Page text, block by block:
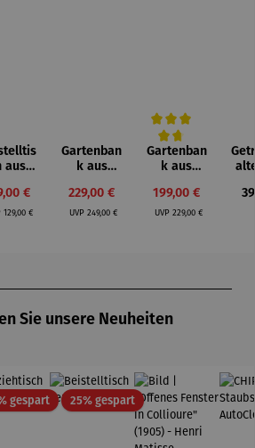
aus
Set€
Regulärer Preis:
129,00 €
Gartenban
k aus
Newport
Verkaufspreis:
229,00 €
UVPRegulärer Preis:
249,00 €
Durchschnittliche
Gartenban
k aus
Swindon
Verkaufspreis:
199,00 €
UVP Regulärer Preis:
229,00 €
Sie unsere Neuheiten
gespartRabatt25% gespartRabatt